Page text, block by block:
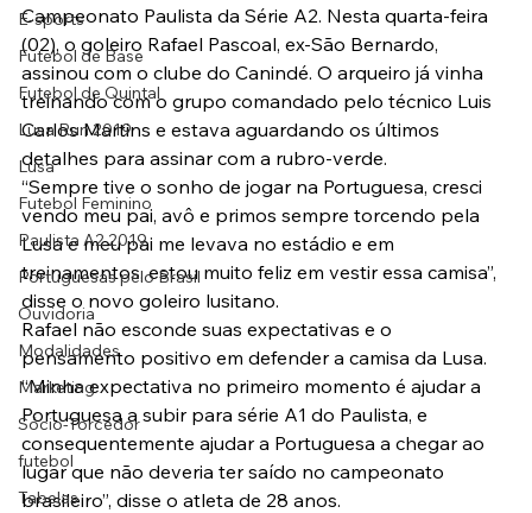
E-sports
Futebol de Base
Futebol de Quintal
Lusa Run 2019
Lusa
Futebol Feminino
Paulista A2 2019
Portuguesas pelo Brasil
Ouvidoria
Modalidades
Marketing
Sócio-Torcedor
futebol
Tabelas
Campeonato Paulista da Série A2. Nesta quarta-feira
(02), o goleiro Rafael Pascoal, ex-São Bernardo,
assinou com o clube do Canindé. O arqueiro já vinha
treinando com o grupo comandado pelo técnico Luis
Carlos Martins e estava aguardando os últimos
detalhes para assinar com a rubro-verde.
“Sempre tive o sonho de jogar na Portuguesa, cresci
vendo meu pai, avô e primos sempre torcendo pela
Lusa e meu pai me levava no estádio e em
treinamentos, estou muito feliz em vestir essa camisa”,
disse o novo goleiro lusitano.
Rafael não esconde suas expectativas e o
pensamento positivo em defender a camisa da Lusa.
“Minha expectativa no primeiro momento é ajudar a
Portuguesa a subir para série A1 do Paulista, e
consequentemente ajudar a Portuguesa a chegar ao
lugar que não deveria ter saído no campeonato
brasileiro”, disse o atleta de 28 anos.